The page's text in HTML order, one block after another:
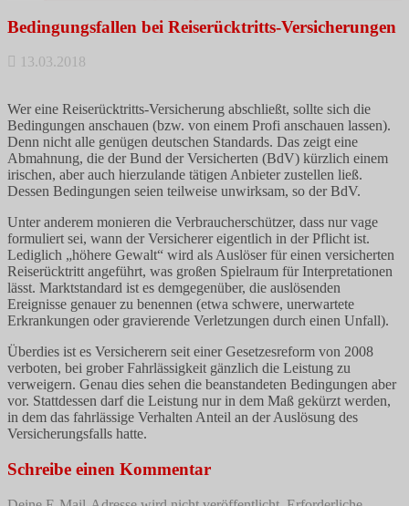
Bedingungsfallen bei Reiserücktritts-Versicherungen
13.03.2018
Wer eine Reiserücktritts-Versicherung abschließt, sollte sich die
Bedingungen anschauen (bzw. von einem Profi anschauen lassen).
Denn nicht alle genügen deutschen Standards. Das zeigt eine
Abmahnung, die der Bund der Versicherten (BdV) kürzlich einem
irischen, aber auch hierzulande tätigen Anbieter zustellen ließ.
Dessen Bedingungen seien teilweise unwirksam, so der BdV.
Unter anderem monieren die Verbraucherschützer, dass nur vage
formuliert sei, wann der Versicherer eigentlich in der Pflicht ist.
Lediglich „höhere Gewalt“ wird als Auslöser für einen versicherten
Reiserücktritt angeführt, was großen Spielraum für Interpretationen
lässt. Marktstandard ist es demgegenüber, die auslösenden
Ereignisse genauer zu benennen (etwa schwere, unerwartete
Erkrankungen oder gravierende Verletzungen durch einen Unfall).
Überdies ist es Versicherern seit einer Gesetzesreform von 2008
verboten, bei grober Fahrlässigkeit gänzlich die Leistung zu
verweigern. Genau dies sehen die beanstandeten Bedingungen aber
vor. Stattdessen darf die Leistung nur in dem Maß gekürzt werden,
in dem das fahrlässige Verhalten Anteil an der Auslösung des
Versicherungsfalls hatte.
Schreibe einen Kommentar